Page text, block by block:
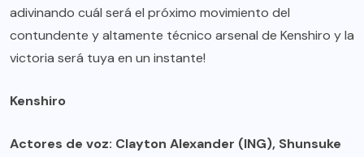
adivinando cuál será el próximo movimiento del
contundente y altamente técnico arsenal de Kenshiro y la
victoria será tuya en un instante!
Kenshiro
Actores de voz: Clayton Alexander (ING), Shunsuke